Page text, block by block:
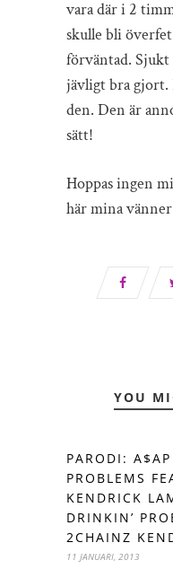
vara där i 2
skulle bli
förväntad.
jävligt bra gjort.
den. Den är
sätt!
Hoppas ingen
här mina
YOU
PARODI:
PROBLEMS
KENDRICK
DRINKIN’
2CHAINZ
11 JANUARI, 2013